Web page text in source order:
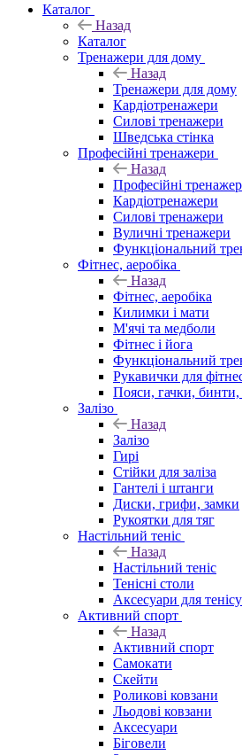
Каталог
Назад
Каталог
Тренажери для дому
Назад
Тренажери для дому
Кардіотренажери
Силові тренажери
Шведська стінка
Професійні тренажери
Назад
Професійні
Кардіотренажери
Силові тренажери
Вуличні тренажери
Функціональний
Фітнес, аеробіка
Назад
Фітнес, аеробіка
Килимки і мати
М'ячі та медболи
Фітнес і йога
Функціональний
Рукавички для
Пояси, гачки, бинти,
Залізо
Назад
Залізо
Гирі
Стійки для заліза
Гантелі і штанги
Диски, грифи, замки
Рукоятки для тяг
Настільний теніс
Назад
Настільний теніс
Тенісні столи
Аксесуари для тенісу
Активний спорт
Назад
Активний спорт
Самокати
Скейти
Роликові ковзани
Льодові ковзани
Аксесуари
Біговели